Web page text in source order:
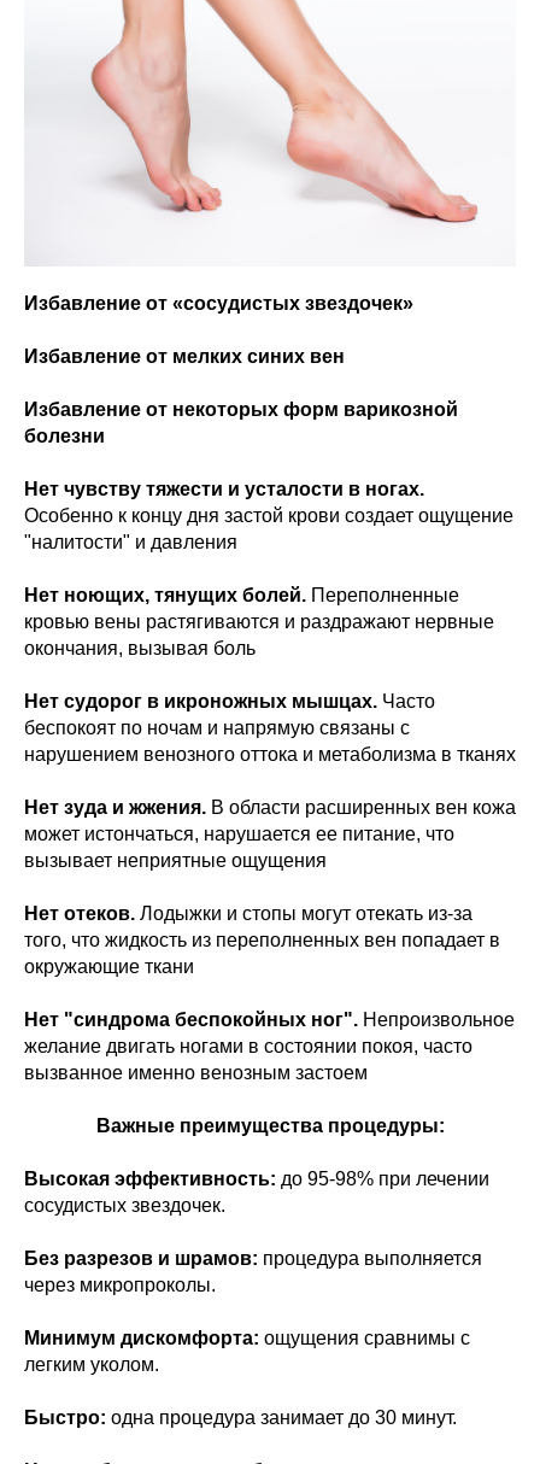
Избавление от «сосудистых звездочек»
Избавление от мелких синих вен
Избавление от некоторых форм варикозной
болезни
Нет чувству тяжести и усталости в ногах.
Особенно к концу дня застой крови создает ощущение
"налитости" и давления
Нет ноющих, тянущих болей. Переполненные
кровью вены растягиваются и раздражают нервные
окончания, вызывая боль
Нет судорог в икроножных мышцах. Часто
беспокоят по ночам и напрямую связаны с
нарушением венозного оттока и метаболизма в тканях
Нет зуда и жжения. В области расширенных вен кожа
может истончаться, нарушается ее питание, что
вызывает неприятные ощущения
Нет отеков. Лодыжки и стопы могут отекать из-за
того, что жидкость из переполненных вен попадает в
окружающие ткани
Нет "синдрома беспокойных ног". Непроизвольное
желание двигать ногами в состоянии покоя, часто
вызванное именно венозным застоем
Важные преимущества процедуры:
Высокая эффективность: до 95-98% при лечении
сосудистых звездочек.
Без разрезов и шрамов: процедура выполняется
через микропроколы.
Минимум дискомфорта: ощущения сравнимы с
легким уколом.
Быстро: одна процедура занимает до 30 минут.